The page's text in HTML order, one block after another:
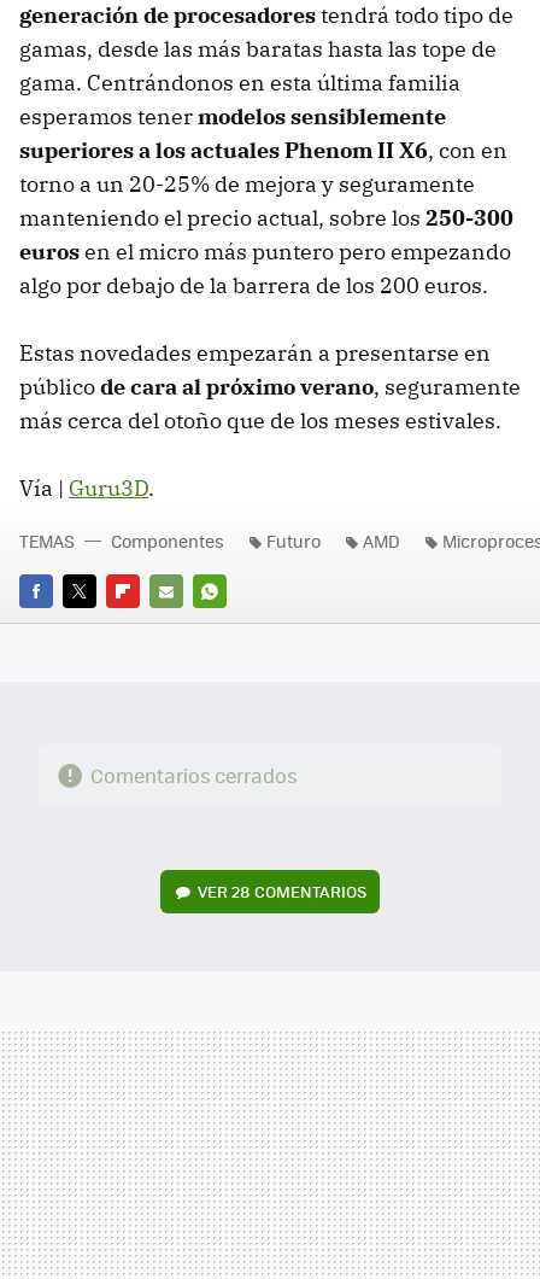
generación de procesadorestendrá todo tipo de
gamas, desde las más baratas hasta las tope de
gama. Centrándonos en esta última familia
esperamos tenermodelos sensiblemente
superiores a los actuales Phenom II X6, con en
torno a un 20-25% de mejora y seguramente
manteniendo el precio actual, sobre los 250-300
eurosen el micro más puntero pero empezando
algo por debajo de la barrera de los 200 euros.
Estas novedades empezarán a presentarse en
públicode cara al próximo verano, seguramente
más cerca del otoño que de los meses estivales.
Vía | Guru3D.
FACEBOOK
TWITTERFLIPBOARD
E-
WHATSAPP
TEMAS Componentes Futuro AMD
Comentarios cerrados
VER28 COMENTARIOS